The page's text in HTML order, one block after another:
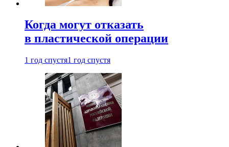
Когда могут отказать
в пластической операции
1 год спустя1 год спустя